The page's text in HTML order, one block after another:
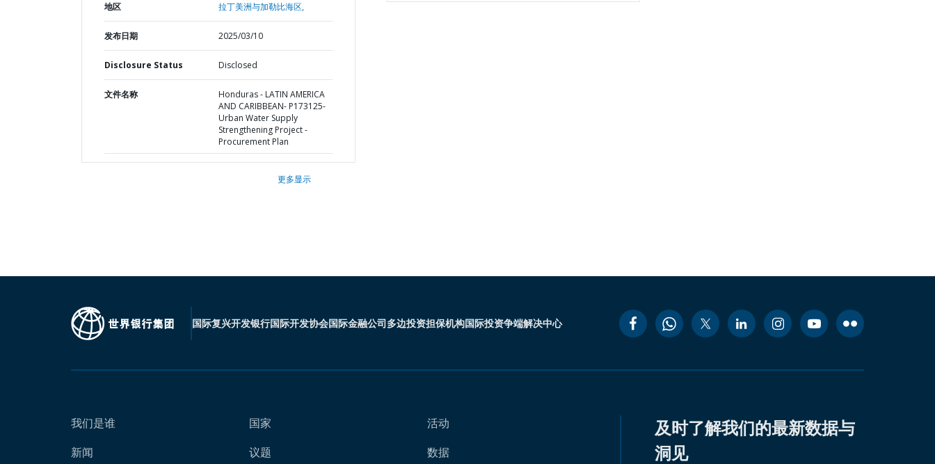
地区 拉丁美洲与加勒比海区,
发布日期 2025/03/10
Disclosure Status Disclosed
文件名称
Honduras - LATIN AMERICA
AND CARIBBEAN- P173125-
Urban Water Supply
Strengthening Project -
Procurement Plan
更多显示
国际复兴开发银行国际开发协会国际金融公司多边投资担保机构国际投资争端解决中心
我们是谁
新闻
国家
议题
活动
数据
及时了解我们的最新数据与
洞见